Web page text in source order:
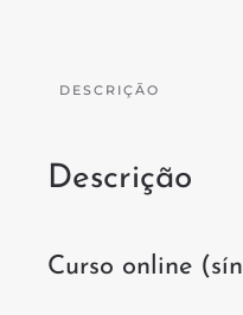
DESCRIÇÃO
Descrição
Curso online